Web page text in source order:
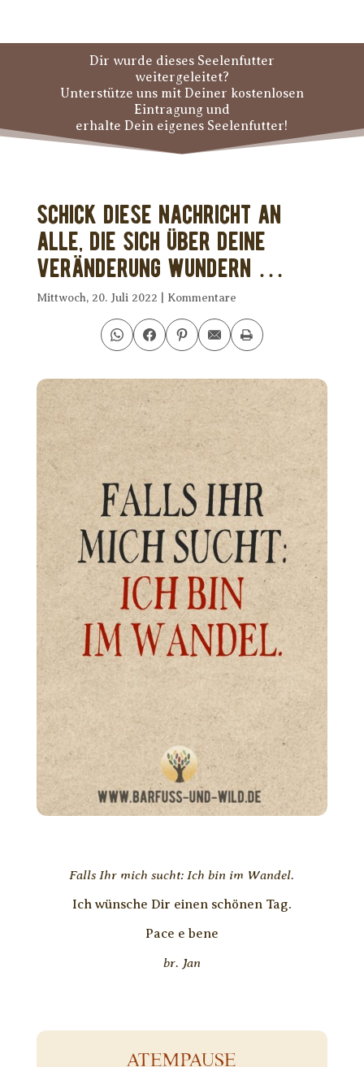
Dir wurde dieses Seelenfutter
weitergeleitet?
Unterstütze uns mit Deiner kostenlosen
Eintragung und
erhalte Dein eigenes Seelenfutter!
Schick diese Nachricht an
alle, die sich über Deine
Veränderung wundern …
Mittwoch, 20. Juli 2022 Kommentare
Falls Ihr mich sucht: Ich bin im Wandel.
Ich wünsche Dir einen schönen Tag.
Pace e bene
br. Jan
ATEMPAUSE